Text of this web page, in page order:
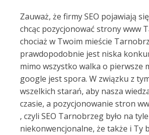
Zauważ, że firmy SEO pojawiają
chcąc pozycjonować strony www
chociaż w Twoim mieście
prawdopodobnie jest niska
mimo wszystko walka o pierwsze
google jest spora. W związku z
wszelkich starań, aby nasza
czasie, a pozycjonowanie stron
, czyli SEO Tarnobrzeg było na tyle
niekonwencjonalne, że także i Ty